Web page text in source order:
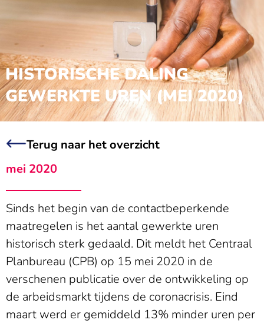
HISTORISCHE DALING
GEWERKTE UREN (MEI 2020)
Terug naar het overzicht
mei 2020
Sinds het begin van de contactbeperkende
maatregelen is het aantal gewerkte uren
historisch sterk gedaald. Dit meldt het Centraal
Planbureau (CPB) op 15 mei 2020 in de
verschenen publicatie over de ontwikkeling op
de arbeidsmarkt tijdens de coronacrisis. Eind
maart werd er gemiddeld 13% minder uren per